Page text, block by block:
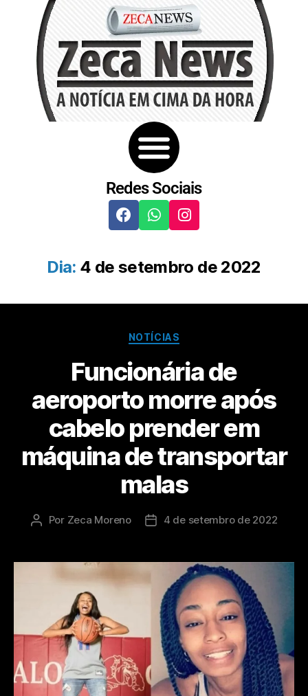
Redes Sociais
Dia: 4 de setembro de 2022
NOTÍCIAS
Funcionária de
aeroporto morre após
cabelo prender em
máquina de transportar
malas
Por Zeca Moreno 4 de setembro de 2022